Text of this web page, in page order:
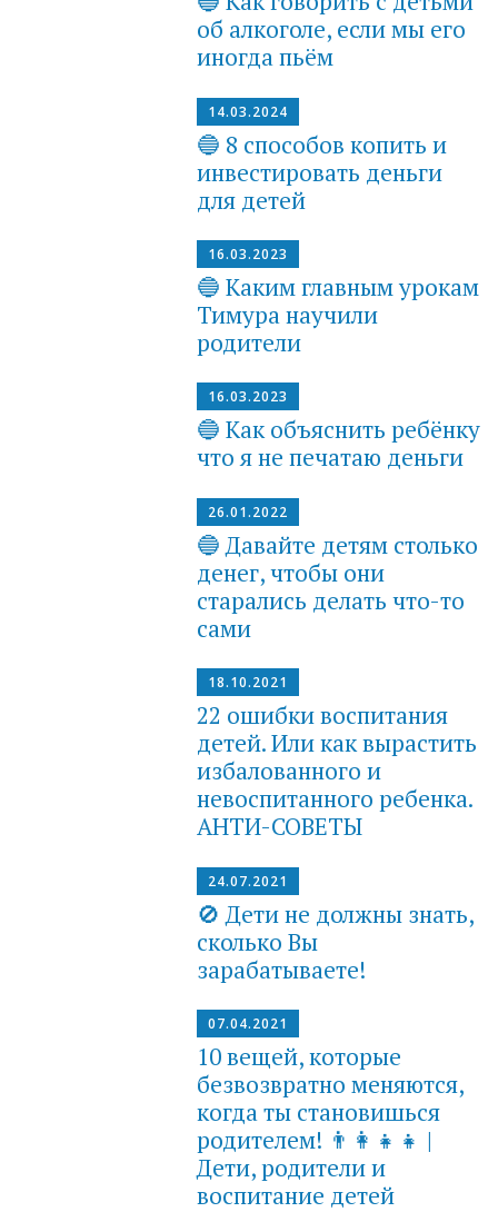
об алкоголе, если мы его
иногда пьём
14.03.2024
🔵 8 способов копить и
инвестировать деньги
для детей
16.03.2023
🔵 Каким главным урокам
Тимура научили
родители
16.03.2023
🔵 Как объяснить ребёнку
что я не печатаю деньги
26.01.2022
🔵 Давайте детям столько
денег, чтобы они
старались делать что-то
сами
18.10.2021
22 ошибки воспитания
детей. Или как вырастить
избалованного и
невоспитанного ребенка.
АНТИ-СОВЕТЫ
24.07.2021
🚫 Дети не должны знать,
сколько Вы
зарабатываете!
07.04.2021
10 вещей, которые
безвозвратно меняются,
когда ты становишься
родителем! 👨‍👩‍👧‍👧 |
Дети, родители и
воспитание детей